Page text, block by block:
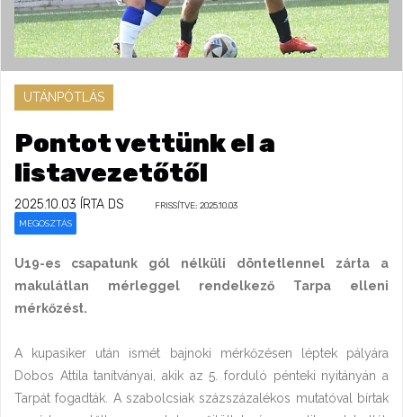
UTÁNPÓTLÁS
Pontot vettünk el a
listavezetőtől
2025.10.03 ÍRTA DS FRISSÍTVE: 2025.10.03
MEGOSZTÁS
U19-es csapatunk gól nélküli döntetlennel zárta a
makulátlan mérleggel rendelkező Tarpa elleni
mérkőzést.
A kupasiker után ismét bajnoki mérkőzésen léptek pályára
Dobos Attila tanítványai, akik az 5. forduló pénteki nyitányán a
Tarpát fogadták. A szabolcsiak százszázalékos mutatóval bírtak